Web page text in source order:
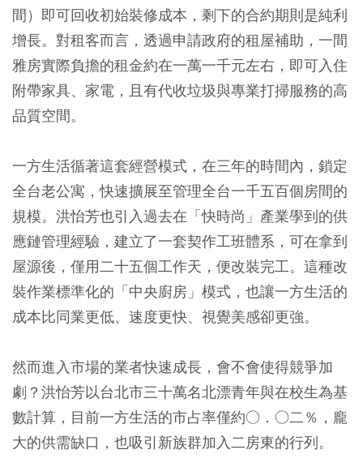
間）即可回收初始裝修成本，剩下的合約期則是純利
增長。對租客而言，透過申請政府的租屋補助，一間
雅房實際負擔的租金約在一萬一千元左右，即可入住
附帶家具、家電，且有代收垃圾與專業打掃服務的高
品質空間。
一方生活循著這套經營模式，在三年的時間內，鎖定
全台老公寓，快速擴展至管理全台一千五百個房間的
規模。洪怡芳也引入過去在「快時尚」產業學到的供
應鏈管理經驗，建立了一套契作工班體系，可在拿到
屋源後，僅用二十五個工作天，便改裝完工。這種改
裝作業標準化的「中央廚房」模式，也讓一方生活的
成本比同業更低、速度更快、視覺美感卻更強。
然而進入市場的業者快速成長，會不會使得競爭加
劇？洪怡芳以台北市三十萬名北漂青年與在校生為基
數計算，目前一方生活的市占率僅約○．○二％，龐
大的供需缺口，也吸引新族群加入二房東的行列。